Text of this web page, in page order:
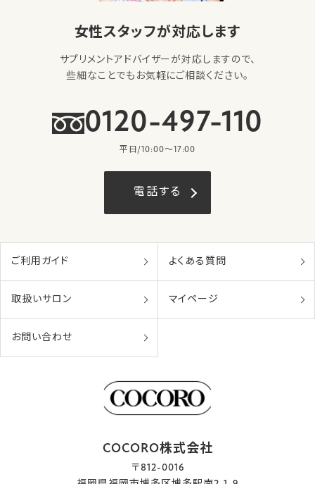
女性スタッフが対応します
サプリメントアドバイザーが対応しますので、
些細なことでもお気軽にご相談ください。
0120-497-110
平日/10:00〜17:00
電話する
ご利用ガイド よくある質問
取扱いサロン マイページ
お問い合わせ
COCORO株式会社
〒812-0016